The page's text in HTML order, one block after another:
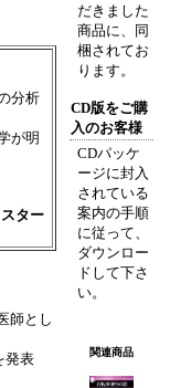
分析
が明
ター
師とし
発表
だきました
商品に、同
梱されてお
ります。
CD版をご購
入のお客様
CDパッケ
ージに封入
されている
案内の手順
に従って、
ダウンロー
ドして下さ
い。
関連商品